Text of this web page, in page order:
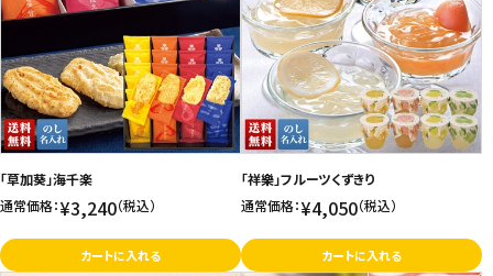
お菓子
飲料
酒類
日用品
価格が安い
価格が高い
お気に入り登録数
「草加葵」海千楽
通常価格：¥3,240（税込）
カートに入れる
「祥樂」フルーツくずきり
通常価格：¥4,050（税込）
カートに入れる